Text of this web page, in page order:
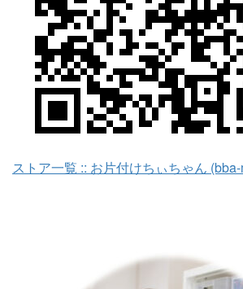
ストア一覧 :: お片付けちぃちゃん